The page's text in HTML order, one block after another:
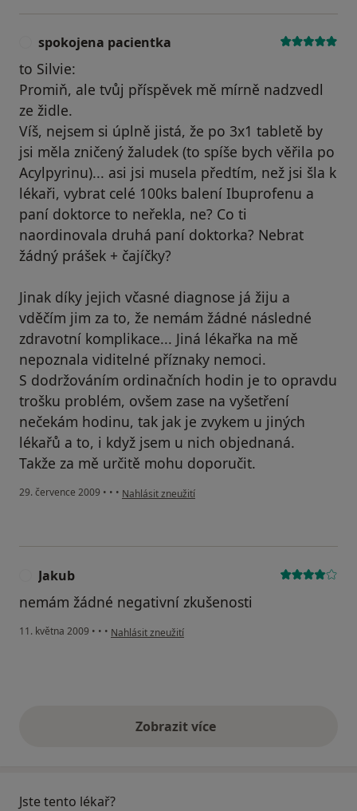
spokojena pacientka
to Silvie:
Promiň, ale tvůj příspěvek mě mírně nadzvedl
ze židle.
Víš, nejsem si úplně jistá, že po 3x1 tabletě by
jsi měla zničený žaludek (to spíše bych věřila po
Acylpyrinu)... asi jsi musela předtím, než jsi šla k
lékaři, vybrat celé 100ks balení Ibuprofenu a
paní doktorce to neřekla, ne? Co ti
naordinovala druhá paní doktorka? Nebrat
žádný prášek + čajíčky?
Jinak díky jejich včasné diagnose já žiju a
vděčím jim za to, že nemám žádné následné
zdravotní komplikace... Jiná lékařka na mě
nepoznala viditelné příznaky nemoci.
S dodržováním ordinačních hodin je to opravdu
trošku problém, ovšem zase na vyšetření
nečekám hodinu, tak jak je zvykem u jiných
lékařů a to, i když jsem u nich objednaná.
Takže za mě určitě mohu doporučit.
29. července 2009 • • • podle názoru uživatele spokojena pacientka
Nahlásit zneužití
Jakub
nemám žádné negativní zkušenosti
11. května 2009 • • • podle názoru uživatele Jakub
Nahlásit zneužití
Zobrazit vícevýše uvedené názory
Jste tento lékař?